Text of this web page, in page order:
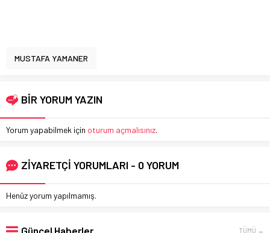
MUSTAFA YAMANER
BİR YORUM YAZIN
Yorum yapabilmek için oturum açmalısınız.
ZİYARETÇİ YORUMLARI - 0 YORUM
Henüz yorum yapılmamış.
TÜMÜ →